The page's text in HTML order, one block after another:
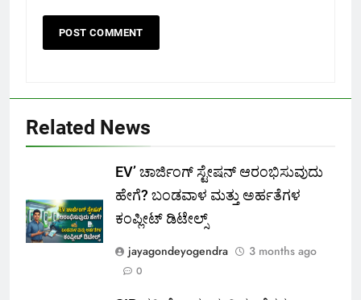
Related News
EV’ ಚಾರ್ಜಿಂಗ್ ಸ್ಟೇಷನ್ ಆರಂಭಿಸುವುದು
ಹೇಗೆ? ಬಂಡವಾಳ ಮತ್ತು ಅರ್ಹತೆಗಳ
ಕಂಪ್ಲೀಟ್ ಡಿಟೇಲ್ಸ್
jayagondeyogendra
3 months ago
0